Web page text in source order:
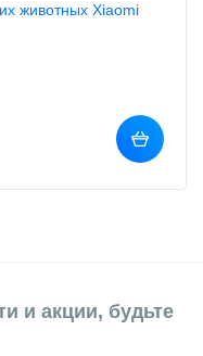
животных Xiaomi
и акции, будьте